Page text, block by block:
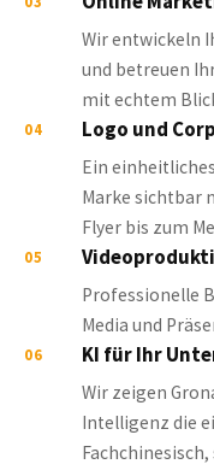
Wir entwickeln
und betreuen
mit echtem
04 Logo und
Ein
Marke sichtbar
Flyer bis zum
05
Professionelle
Media und
06 KI für Ihr
Wir zeigen
Intelligenz die